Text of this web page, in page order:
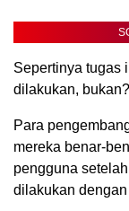
Sepertinya tugas
dilakukan, bukan?
Para
mereka benar-
pengguna
dilakukan